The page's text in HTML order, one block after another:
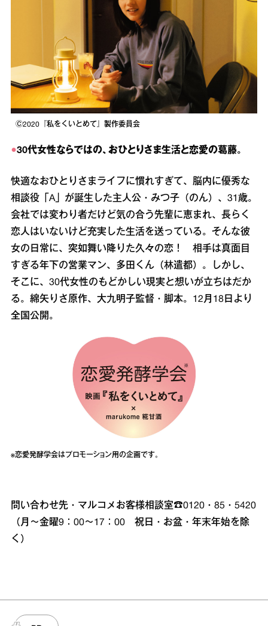
Ⓒ2020『私をくいとめて』製作委員会
●30代女性ならではの、おひとりさま生活と恋愛の葛藤。
快適なおひとりさまライフに慣れすぎて、脳内に優秀な
相談役「A」が誕生した主人公・みつ子（のん）、31歳。
会社では変わり者だけど気の合う先輩に恵まれ、長らく
恋人はいないけど充実した生活を送っている。そんな彼
女の日常に、突如舞い降りた久々の恋！ 相手は真面目
すぎる年下の営業マン、多田くん（林遣都）。しかし、
そこに、30代女性のもどかしい現実と想いが立ちはだか
る。綿矢りさ原作、大九明子監督・脚本。12月18日より
全国公開。
※恋愛発酵学会はプロモーション用の企画です。
問い合わせ先・マルコメお客様相談室☎0120・85・5420
（月～金曜9：00～17：00 祝日・お盆・年末年始を除
く）